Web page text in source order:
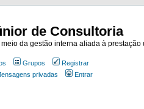
de Consultoria
da gestão interna aliada à
Grupos
Registrar
privadas Entrar